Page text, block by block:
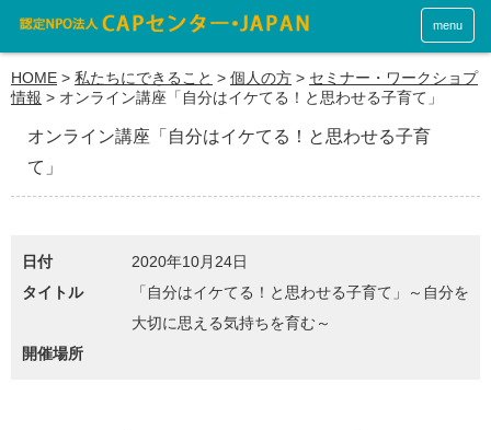
menu
HOME > 私たちにできること > 個人の方 > セミナー・ワークショプ
情報 > オンライン講座「自分はイケてる！と思わせる子育て」
オンライン講座「自分はイケてる！と思わせる子育
て」
日付
2020年10月24日
タイトル
「自分はイケてる！と思わせる子育て」～自分を
大切に思える気持ちを育む～
開催場所